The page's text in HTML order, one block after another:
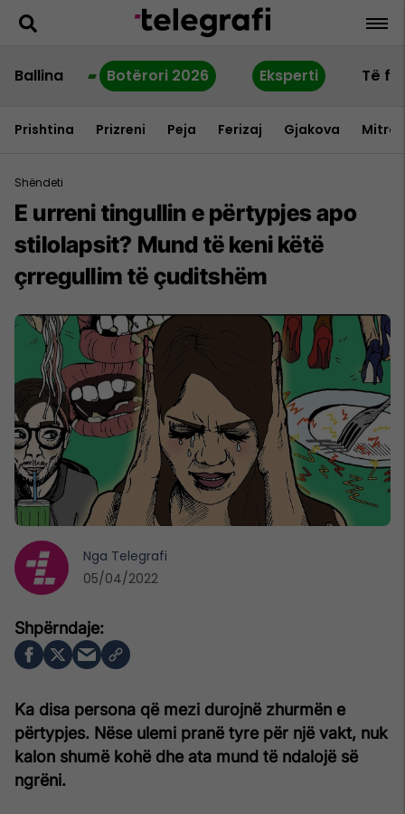
Ballina Botërori 2026 Eksperti Të
Prishtina Prizreni Peja Ferizaj Gjakova
Shëndeti
E urreni tingullin e përtypjes apo
stilolapsit? Mund të keni këtë
çrregullim të çuditshëm
Ka disa persona që mezi durojnë zhurmën e
përtypjes. Nëse ulemi pranë tyre për një vakt, nuk
kalon shumë kohë dhe ata mund të ndalojë së
ngrëni.
Nga Telegrafi
05/04/2022